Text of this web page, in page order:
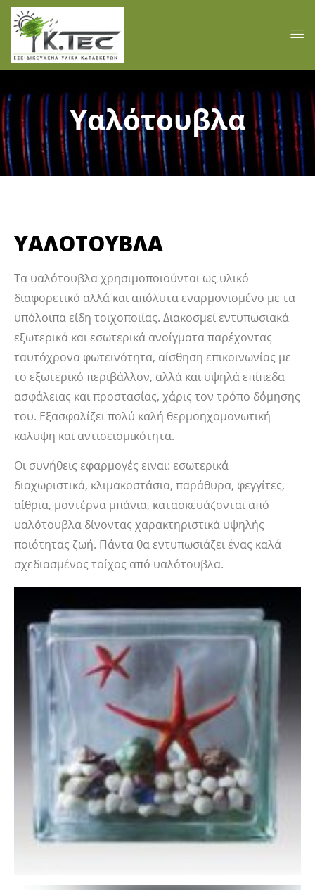
Υαλότουβλα
ΥΑΛΟΤΟΥΒΛΑ
Tα υαλότουβλα χρησιμοποιούνται ως υλικό
διαφορετικό αλλά και απόλυτα εναρμονισμένο με τα
υπόλοιπα είδη τοιχοποιίας. Διακοσμεί εντυπωσιακά
εξωτερικά και εσωτερικά ανοίγματα παρέχοντας
ταυτόχρονα φωτεινότητα, αίσθηση επικοινωνίας με
το εξωτερικό περιβάλλον, αλλά και υψηλά επίπεδα
ασφάλειας και προστασίας, χάρις τον τρόπο δόμησης
του. Εξασφαλίζει πολύ καλή θερμοηχομονωτική
καλυψη και αντισεισμικότητα.
Οι συνήθεις εφαρμογές ειναι: εσωτερικά
διαχωριστικά, κλιμακοστάσια, παράθυρα, φεγγίτες,
αίθρια, μοντέρνα μπάνια, κατασκευάζονται από
υαλότουβλα δίνοντας χαρακτηριστικά υψηλής
ποιότητας ζωή. Πάντα θα εντυπωσιάζει ένας καλά
σχεδιασμένος τοίχος από υαλότουβλα.